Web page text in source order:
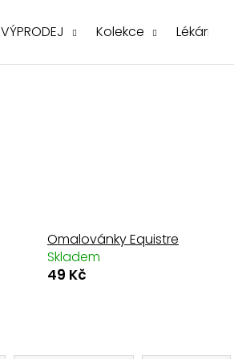
VÝPRODEJ Kolekce Lékárničky
Omalovánky Equistre
Skladem
49 Kč